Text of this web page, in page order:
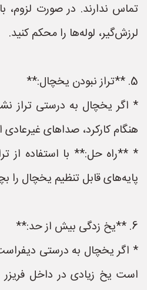
تماس ندارند. در صورت لزوم،
لرزش‌گیر، لوله‌ها را محکم کنید.
* اگر یخچال به درستی تراز
هنگام کارکرد، صداهای غیرعادی
* **راه حل:** با استفاده از
پایه‌های قابل تنظیم یخچال را
* اگر یخچال به درستی
است یخ زیادی در داخل